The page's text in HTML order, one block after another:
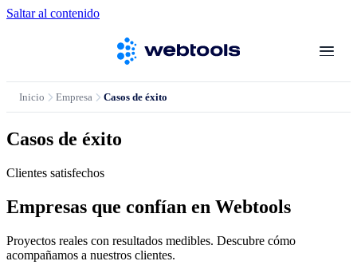
Saltar al contenido
Inicio Empresa Casos de éxito
Casos de éxito
Clientes satisfechos
Empresas que confían en Webtools
Proyectos reales con resultados medibles. Descubre cómo
acompañamos a nuestros clientes.